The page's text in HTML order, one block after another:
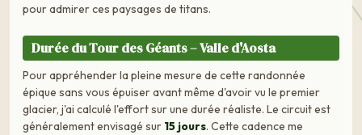
pour admirer ces paysages de titans.
Durée du Tour des Géants – Valle d'Aosta
Pour appréhender la pleine mesure de cette randonnée
épique sans vous épuiser avant même d'avoir vu le premier
glacier, j'ai calculé l'effort sur une durée réaliste. Le circuit est
généralement envisagé sur 15 jours. Cette cadence me